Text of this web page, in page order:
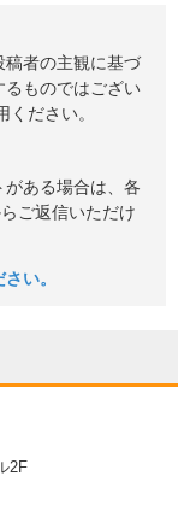
稿者の主観に基づ
るものではござい
ださい。
ある場合は、各
ご返信いただけ
い。
2F